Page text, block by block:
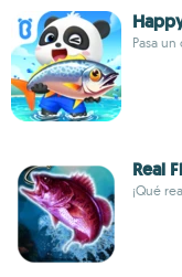
Pasa
Real
¡Qué